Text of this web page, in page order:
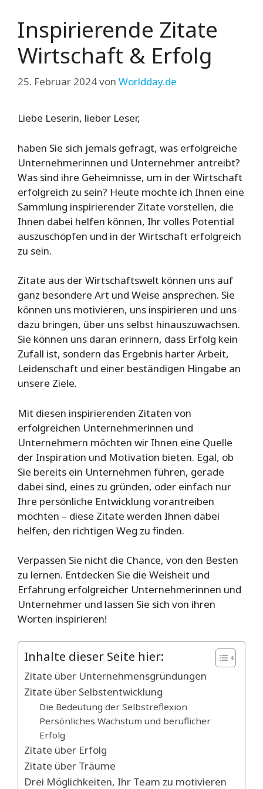
Inspirierende Zitate
Wirtschaft & Erfolg
25. Februar 2024von Worldday.de
Liebe Leserin, lieber Leser,
haben Sie sich jemals gefragt, was erfolgreiche
Unternehmerinnen und Unternehmer antreibt?
Was sind ihre Geheimnisse, um in der Wirtschaft
erfolgreich zu sein? Heute möchte ich Ihnen eine
Sammlung inspirierender Zitate vorstellen, die
Ihnen dabei helfen können, Ihr volles Potential
auszuschöpfen und in der Wirtschaft erfolgreich
zu sein.
Zitate aus der Wirtschaftswelt können uns auf
ganz besondere Art und Weise ansprechen. Sie
können uns motivieren, uns inspirieren und uns
dazu bringen, über uns selbst hinauszuwachsen.
Sie können uns daran erinnern, dass Erfolg kein
Zufall ist, sondern das Ergebnis harter Arbeit,
Leidenschaft und einer beständigen Hingabe an
unsere Ziele.
Mit diesen inspirierenden Zitaten von
erfolgreichen Unternehmerinnen und
Unternehmern möchten wir Ihnen eine Quelle
der Inspiration und Motivation bieten. Egal, ob
Sie bereits ein Unternehmen führen, gerade
dabei sind, eines zu gründen, oder einfach nur
Ihre persönliche Entwicklung vorantreiben
möchten – diese Zitate werden Ihnen dabei
helfen, den richtigen Weg zu finden.
Verpassen Sie nicht die Chance, von den Besten
zu lernen. Entdecken Sie die Weisheit und
Erfahrung erfolgreicher Unternehmerinnen und
Unternehmer und lassen Sie sich von ihren
Worten inspirieren!
Inhalte dieser Seite hier:
Zitate über Unternehmensgründungen
Zitate über Selbstentwicklung
Die Bedeutung der Selbstreflexion
Persönliches Wachstum und beruflicher
Erfolg
Zitate über Erfolg
Zitate über Träume
Drei Möglichkeiten, Ihr Team zu motivieren